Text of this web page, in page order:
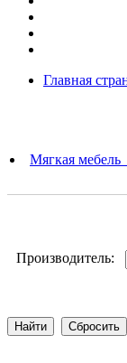
Главная
Мягкая мебель
Производитель: